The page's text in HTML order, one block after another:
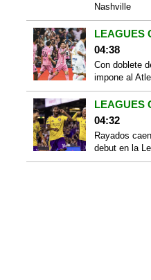
Nashville
LEAGUES
04:38
Con doblete
impone al
LEAGUES
04:32
Rayados
debut en la